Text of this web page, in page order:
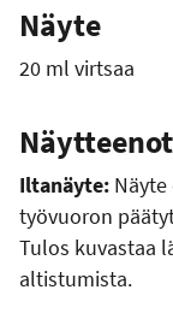
Näyte
20 ml virtsaa
Iltanäyte:
työvuoron
Tulos kuvastaa
altistumista.